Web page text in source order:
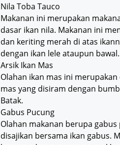
Nila Toba Tauco
Makanan ini merupakan
dasar ikan nila. Makanan ini
dan keriting merah di atas
dengan ikan lele ataupun bawal.
Arsik Ikan Mas
Olahan ikan mas ini
mas yang disiram dengan
Batak.
Gabus Pucung
Olahan makanan berupa
disajikan bersama ikan gabus.